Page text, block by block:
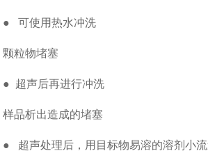
● 可使用热水冲洗
颗粒物堵塞
● 超声后再进行冲洗
样品析出造成的堵塞
● 超声处理后，用目标物易溶的溶剂小